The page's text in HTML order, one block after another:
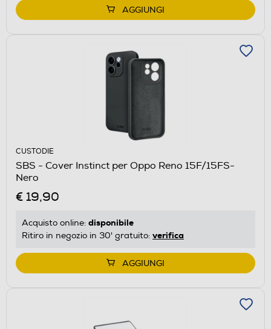
AGGIUNGI
CUSTODIE
SBS - Cover Instinct per Oppo Reno 15F/15FS-
Nero
€ 19,90
Acquisto online: disponibile
Ritiro in negozio in 30' gratuito: verifica
AGGIUNGI